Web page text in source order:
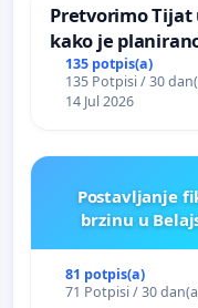
Pretvorimo Tijat
kako je
135 potpis(a)
135 Potpisi / 30
14 Jul 2026
Postavljanje
brzinu u
81 potpis(a)
71 Potpisi / 30